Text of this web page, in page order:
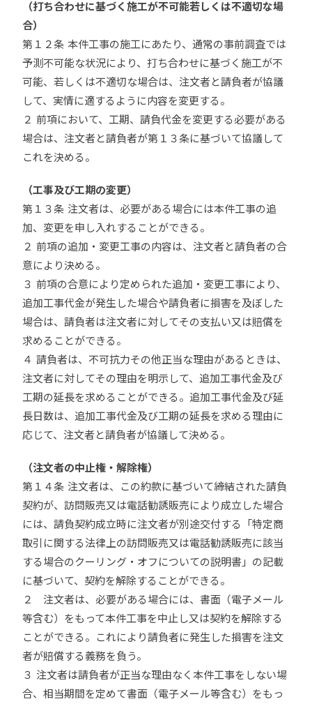
（打ち合わせに基づく施工が不可能若しくは不適切な場
合）
第１２条 本件工事の施工にあたり、通常の事前調査では
予測不可能な状況により、打ち合わせに基づく施工が不
可能、若しくは不適切な場合は、注文者と請負者が協議
して、実情に適するように内容を変更する。
２ 前項において、工期、請負代金を変更する必要がある
場合は、注文者と請負者が第１３条に基づいて協議して
これを決める。
（工事及び工期の変更）
第１３条 注文者は、必要がある場合には本件工事の追
加、変更を申し入れすることができる。
２ 前項の追加・変更工事の内容は、注文者と請負者の合
意により決める。
３ 前項の合意により定められた追加・変更工事により、
追加工事代金が発生した場合や請負者に損害を及ぼした
場合は、請負者は注文者に対してその支払い又は賠償を
求めることができる。
４ 請負者は、不可抗力その他正当な理由があるときは、
注文者に対してその理由を明示して、追加工事代金及び
工期の延長を求めることができる。追加工事代金及び延
長日数は、追加工事代金及び工期の延長を求める理由に
応じて、注文者と請負者が協議して決める。
（注文者の中止権・解除権）
第１４条 注文者は、この約款に基づいて締結された請負
契約が、訪問販売又は電話勧誘販売により成立した場合
には、請負契約成立時に注文者が別途交付する「特定商
取引に関する法律上の訪問販売又は電話勧誘販売に該当
する場合のクーリング・オフについての説明書」の記載
に基づいて、契約を解除することができる。
２ 注文者は、必要がある場合には、書面（電子メール
等含む）をもって本件工事を中止し又は契約を解除する
ことができる。これにより請負者に発生した損害を注文
者が賠償する義務を負う。
３ 注文者は請負者が正当な理由なく本件工事をしない場
合、相当期間を定めて書面（電子メール等含む）をもっ